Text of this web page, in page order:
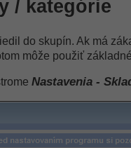
/ kategórie
do skupín. Ak má
môže použiť
Nastavenia -